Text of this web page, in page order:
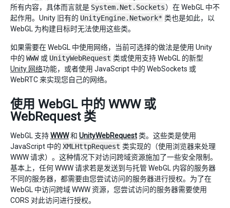
所有内容，具体而言就是 System.Net.Sockets）在 WebGL 中不
起作用。Unity 旧有的 UnityEngine.Network* 类也是如此，以
WebGL 为构建目标时无法使用这些类。
如果需要在 WebGL 中使用网络，当前可选择的做法是使用 Unity
中的 WWW 或 UnityWebRequest 类或使用支持 WebGL 的新型
Unity 网络功能，或者使用 JavaScript 中的 WebSockets 或
WebRTC 来实现您自己的网络。
使用 WebGL 中的 WWW 或
WebRequest 类
WebGL 支持WWW和 UnityWebRequest 类。这些类是使用
JavaScript 中的 XMLHttpRequest 类实现的（使用浏览器来处理
WWW 请求）。这种情况下对访问跨域资源施加了一些安全限制。
基本上，任何 WWW 请求若是发送到与托管 WebGL 内容的服务器
不同的服务器，都需要由您尝试访问的服务器进行授权。为了在
WebGL 中访问跨域 WWW 资源，您尝试访问的服务器需要使用
CORS 对此访问进行授权。